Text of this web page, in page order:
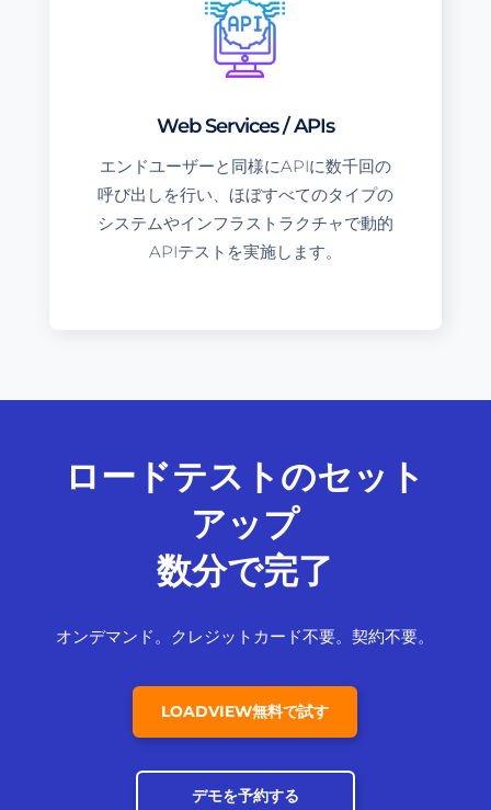
Web Services / APIs
エンドユーザーと同様にAPIに数千回の
呼び出しを行い、ほぼすべてのタイプの
システムやインフラストラクチャで動的
APIテストを実施します。
ロードテストのセット
アップ
数分で完了
オンデマンド。クレジットカード不要。契約不要。
LOADVIEW無料で試す
デモを予約する